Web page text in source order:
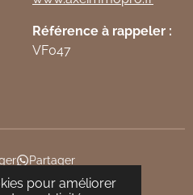
pour améliorer
Référence à rappeler :
VF047
Partager